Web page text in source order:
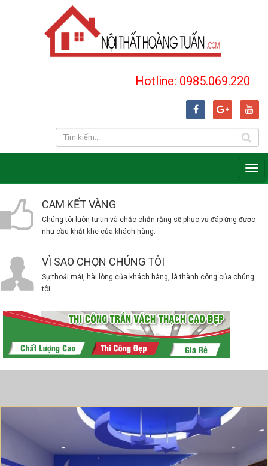
Hotline: 0985.069.220
CAM KẾT VÀNG
Chúng tôi luôn tự tin và chắc chắn rằng sẽ phục vụ đáp ứng được
nhu cầu khắt khe của khách hàng.
VÌ SAO CHỌN CHÚNG TÔI
Sự thoải mái, hài lòng của khách hàng, là thành công của chúng
tôi.